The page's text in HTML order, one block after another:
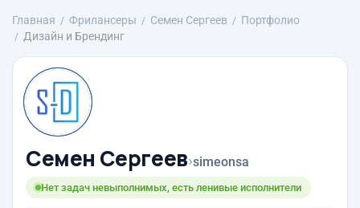
Главная Фрилансеры Семен Сергеев
Портфолио
Дизайн и Брендинг
Семен Сергеев›simeonsa
Нет задач невыполнимых, есть ленивые исполнители